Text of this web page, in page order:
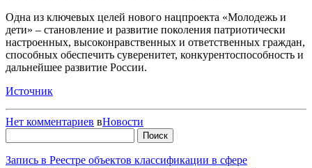
Одна из ключевых целей нового нацпроекта «Молодежь и
дети» – становление и развитие поколения патриотически
настроенных, высоконравственных и ответственных граждан,
способных обеспечить суверенитет, конкурентоспособность и
дальнейшее развитие России.
Источник
Нет комментариев вНовости
Запись в Реестре объектов классификации в сфере